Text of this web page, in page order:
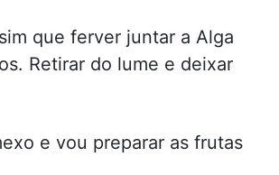
que ferver juntar a Alga
Retirar do lume e deixar
e vou preparar as frutas